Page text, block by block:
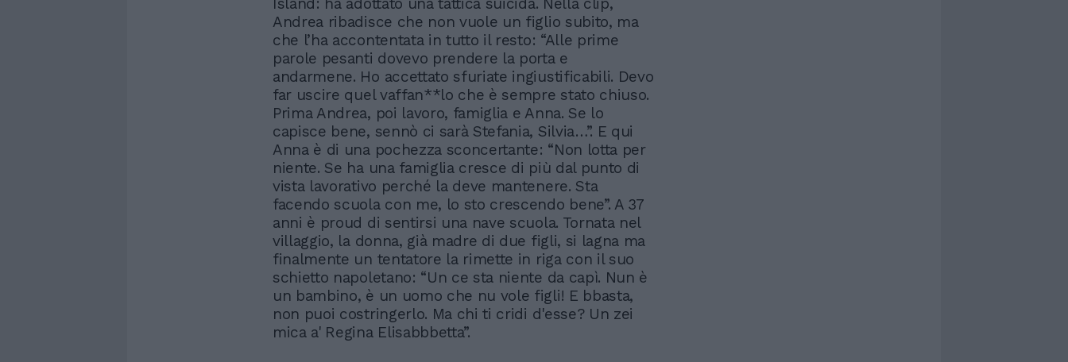
Island: ha adottato una tattica suicida. Nella clip,
Andrea ribadisce che non vuole un figlio subito, ma
che l’ha accontentata in tutto il resto: “Alle prime
parole pesanti dovevo prendere la porta e
andarmene. Ho accettato sfuriate ingiustificabili. Devo
far uscire quel vaffan**lo che è sempre stato chiuso.
Prima Andrea, poi lavoro, famiglia e Anna. Se lo
capisce bene, sennò ci sarà Stefania, Silvia…”. E qui
Anna è di una pochezza sconcertante: “Non lotta per
niente. Se ha una famiglia cresce di più dal punto di
vista lavorativo perché la deve mantenere. Sta
facendo scuola con me, lo sto crescendo bene”. A 37
anni è proud di sentirsi una nave scuola. Tornata nel
villaggio, la donna, già madre di due figli, si lagna ma
finalmente un tentatore la rimette in riga con il suo
schietto napoletano: “Un ce sta niente da capì. Nun è
un bambino, è un uomo che nu vole figli! E bbasta,
non puoi costringerlo. Ma chi ti cridi d'esse? Un zei
mica a' Regina Elisabbbetta”.